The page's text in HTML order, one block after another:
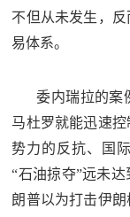
不但从未发生，
易体系。
委内瑞拉的案
马杜罗就能迅速
势力的反抗、国
“石油掠夺”远未
朗普以为打击伊